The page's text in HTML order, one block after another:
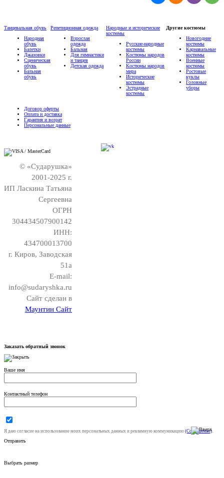
Танцевальная обувь
Народная
обувь
Балетки
Джазовки
Сценическая
обувь
Бальная
обувь
Репетиционная одежда
Взрослая
одежда
Бальная
Для гимнастики
и танцев
Детская одежда
Народные и исторические
костюмы
Русские-народные
костюмы
Костюмы народов
России
Костюмы народов
мира
Исторические
костюмы
Эстрадные
костюмы
Другие костюмы
Новогодние
костюмы
Карнавальные
костюмы
Военные
костюмы
Ростовые
куклы
Головные
уборы
Договор оферты
Оплата и доставка
Гарантия и возрат
Персональные данные
© «Сударушка»
2001-2025 г.
ИП Ласкина Татьяна
Сергеевна
ОГРН
304434507900142
ИНН:
434700013700
г. Киров, Заводская
51а
E-mail:
info@sudaryshka.ru
Сайт сделан в
Маунтин Сайт
Заказать обратный звонок
Ваше имя
Контактный телефон
Я даю согласие на использование моих персональных данных и рекламную коммуникацию (Соглашение)
Отправить
Выбрать размер